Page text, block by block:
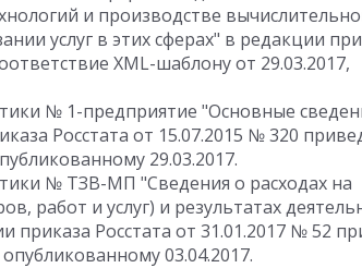
и производстве
услуг в этих сферах" в редакции
XML-шаблону от 29.03.2017,
№ 1-предприятие "Основные
Росстата от 15.07.2015 № 320
29.03.2017.
№ ТЗВ-МП "Сведения о расходах на
работ и услуг) и результатах
приказа Росстата от 31.01.2017 № 52
03.04.2017.